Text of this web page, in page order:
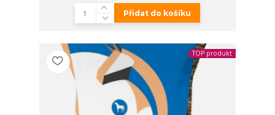
Přidat do košíku
TOP produkt